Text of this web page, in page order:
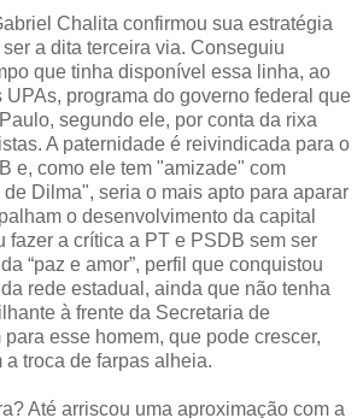
Chalita confirmou sua estratégia
a dita terceira via. Conseguiu
que tinha disponível essa linha, ao
UPAs, programa do governo federal que
segundo ele, por conta da rixa
A paternidade é reivindicada para o
e, como ele tem "amizade" com
Dilma", seria o mais apto para aparar
o desenvolvimento da capital
fazer a crítica a PT e PSDB sem ser
“paz e amor”, perfil que conquistou
rede estadual, ainda que não tenha
à frente da Secretaria de
esse homem, que pode crescer,
troca de farpas alheia.
Até arriscou uma aproximação com a